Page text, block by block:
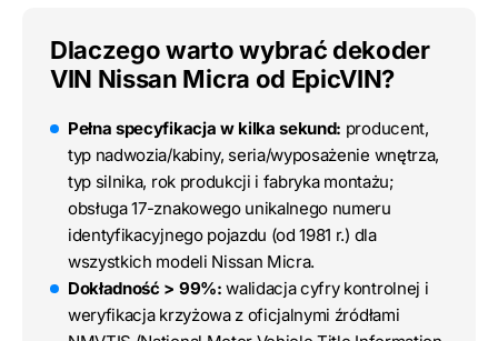
Dlaczego warto wybrać dekoder
VIN Nissan Micra od EpicVIN?
Pełna specyfikacja w kilka sekund: producent,
typ nadwozia/kabiny, seria/wyposażenie wnętrza,
typ silnika, rok produkcji i fabryka montażu;
obsługa 17-znakowego unikalnego numeru
identyfikacyjnego pojazdu (od 1981 r.) dla
wszystkich modeli Nissan Micra.
Dokładność > 99%: walidacja cyfry kontrolnej i
weryfikacja krzyżowa z oficjalnymi źródłami